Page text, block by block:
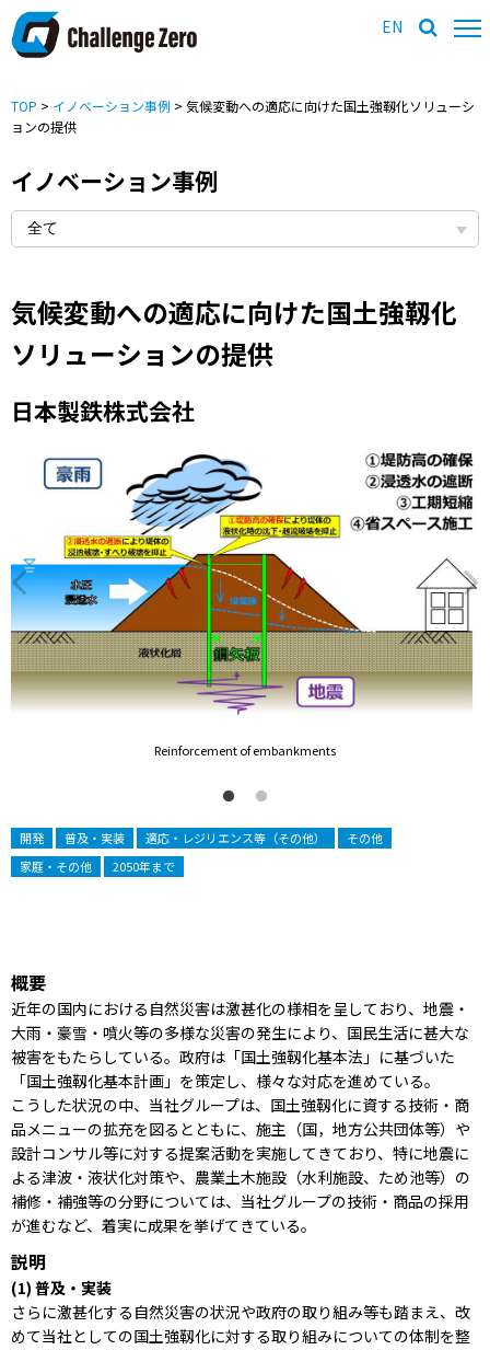
EN
TOP > イノベーション事例 > 気候変動への適応に向けた国土強靱化ソリューシ
ョンの提供
イノベーション事例
気候変動への適応に向けた国土強靱化
ソリューションの提供
日本製鉄株式会社
Reinforcement of embankments
開発 普及・実装 適応・レジリエンス等（その他）
その他
家庭・その他
2050年まで
概要
近年の国内における自然災害は激甚化の様相を呈しており、地震・
大雨・豪雪・噴火等の多様な災害の発生により、国民生活に甚大な
被害をもたらしている。政府は「国土強靱化基本法」に基づいた
「国土強靱化基本計画」を策定し、様々な対応を進めている。
こうした状況の中、当社グループは、国土強靱化に資する技術・商
品メニューの拡充を図るとともに、施主（国，地方公共団体等）や
設計コンサル等に対する提案活動を実施してきており、特に地震に
よる津波・液状化対策や、農業土木施設（水利施設、ため池等）の
補修・補強等の分野については、当社グループの技術・商品の採用
が進むなど、着実に成果を挙げてきている。
説明
(1) 普及・実装
さらに激甚化する自然災害の状況や政府の取り組み等も踏まえ、改
めて当社としての国土強靱化に対する取り組みについての体制を整